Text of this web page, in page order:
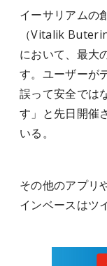
イーサリアムの
（Vitalik
において、最大
す。ユーザーが
誤って安全では
す」と先日開催
いる。
その他のアプリ
インベースはツ